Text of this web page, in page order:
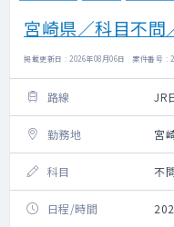
宮崎県／科目不問
掲載更新日 : 2026年08月06日 案件番号 :
路線 JR
勤務地 宮
科目 不
日程/時間